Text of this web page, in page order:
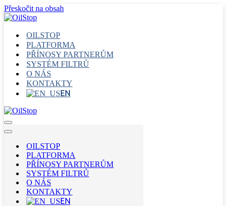
Přeskočit na obsah
OILSTOP
PLATFORMA
PŘÍNOSY PARTNERŮM
SYSTÉM FILTRŮ
O NÁS
KONTAKTY
EN
Navigační
menu
Navigační
OILSTOP
PLATFORMA
PŘÍNOSY PARTNERŮM
SYSTÉM FILTRŮ
O NÁS
KONTAKTY
EN